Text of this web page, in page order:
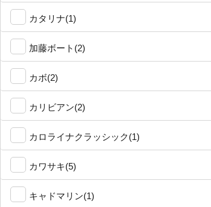
カタリナ(1)
加藤ボート(2)
カボ(2)
カリビアン(2)
カロライナクラッシック(1)
カワサキ(5)
キャドマリン(1)